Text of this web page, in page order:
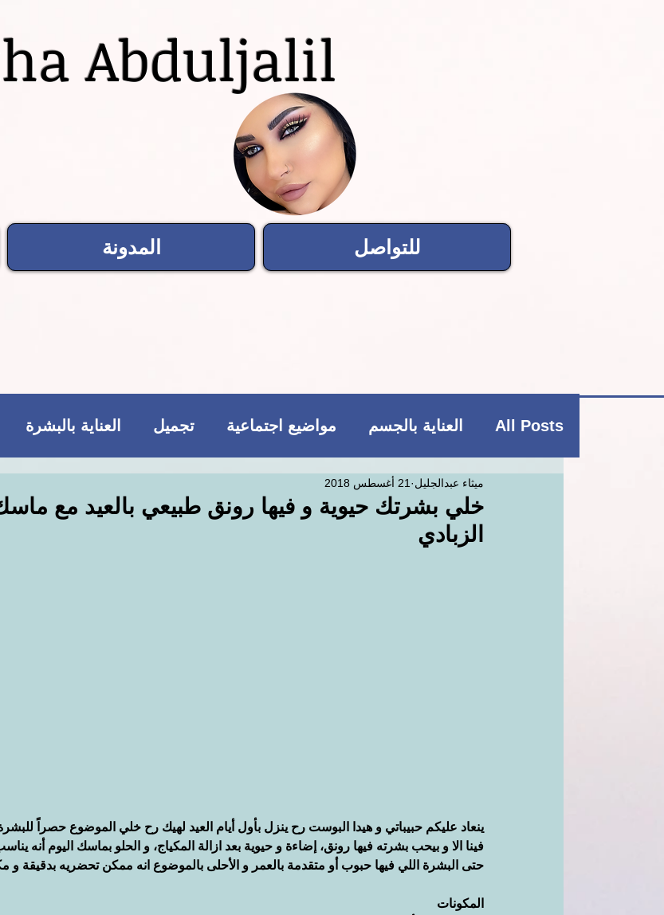
Abduljalil
المدونة للتواصل
All Posts العناية بالجسم مواضيع اجتماعية تجميل العناية بالبشرة
فاشن و عطور منتجات بوتيكي
العناية بالشعر
خلي بشرتك حيوية و فيها رونق طبيعي بالعيد مع
الزبادي
ميثاء عبدالجليل 21 أغسطس 2018
ينعاد عليكم حبيباتي و هيدا البوست رح ينزل بأول أيام العيد لهيك رح خلي الموضوع حصراً
فينا الا و بيحب بشرته فيها رونق، إضاءة و حيوية بعد ازالة المكياج، و الحلو بماسك اليوم أنه
حتى البشرة اللي فيها حبوب أو متقدمة بالعمر و الأحلى بالموضوع انه ممكن تحضريه بدقيقة و
المكونات